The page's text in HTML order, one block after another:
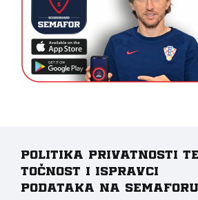
Politika privatnosti te
točnost i ispravci
podataka na Semaforu